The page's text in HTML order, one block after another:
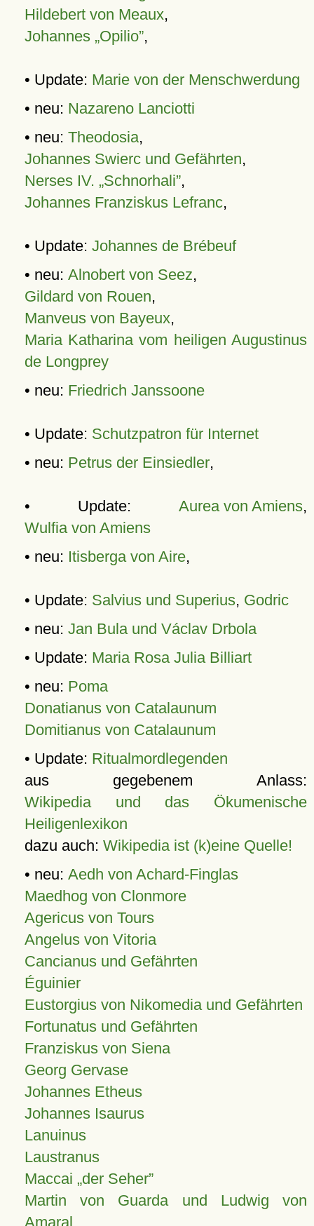
Hildebert von Meaux,
Johannes „Opilio”,
• Update: Marie von der Menschwerdung
• neu: Nazareno Lanciotti
• neu: Theodosia,
Johannes Swierc und Gefährten,
Nerses IV. „Schnorhali”,
Johannes Franziskus Lefranc,
• Update: Johannes de Brébeuf
• neu: Alnobert von Seez,
Gildard von Rouen,
Manveus von Bayeux,
Maria Katharina vom heiligen Augustinus
de Longprey
• neu: Friedrich Janssoone
• Update: Schutzpatron für Internet
• neu: Petrus der Einsiedler,
• Update: Aurea von Amiens,
Wulfia von Amiens
• neu: Itisberga von Aire,
• Update: Salvius und Superius, Godric
• neu: Jan Bula und Václav Drbola
• Update: Maria Rosa Julia Billiart
• neu: Poma
Donatianus von Catalaunum
Domitianus von Catalaunum
• Update: Ritualmordlegenden
aus gegebenem Anlass:
Wikipedia und das Ökumenische
Heiligenlexikon
dazu auch: Wikipedia ist (k)eine Quelle!
• neu: Aedh von Achard-Finglas
Maedhog von Clonmore
Agericus von Tours
Angelus von Vitoria
Cancianus und Gefährten
Éguinier
Eustorgius von Nikomedia und Gefährten
Fortunatus und Gefährten
Franziskus von Siena
Georg Gervase
Johannes Etheus
Johannes Isaurus
Lanuinus
Laustranus
Maccai „der Seher”
Martin von Guarda und Ludwig von
Amaral